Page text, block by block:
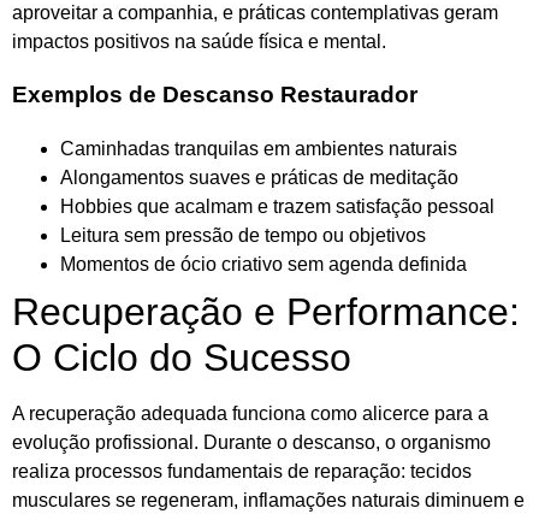
aproveitar a companhia, e práticas contemplativas geram
impactos positivos na saúde física e mental.
Exemplos de Descanso Restaurador
Caminhadas tranquilas em ambientes naturais
Alongamentos suaves e práticas de meditação
Hobbies que acalmam e trazem satisfação pessoal
Leitura sem pressão de tempo ou objetivos
Momentos de ócio criativo sem agenda definida
Recuperação e Performance:
O Ciclo do Sucesso
A recuperação adequada funciona como alicerce para a
evolução profissional. Durante o descanso, o organismo
realiza processos fundamentais de reparação: tecidos
musculares se regeneram, inflamações naturais diminuem e